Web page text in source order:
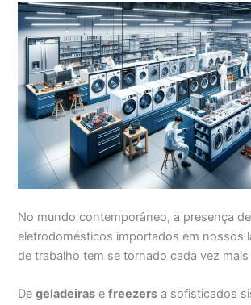
No mundo contemporâneo, a presença de
eletrodomésticos importados em nossos
de trabalho tem se tornado cada vez
Degeladeiras efreezers a sofisticados